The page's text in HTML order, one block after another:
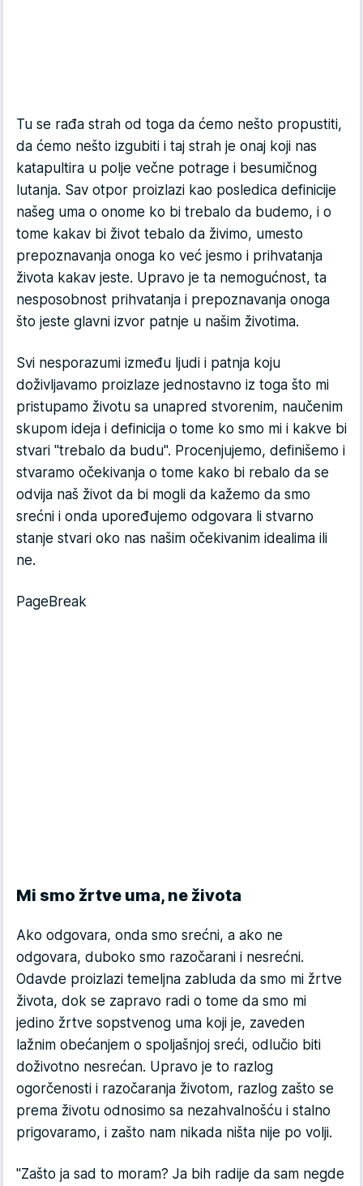
Tu se rađa strah od toga da ćemo nešto propustiti,
da ćemo nešto izgubiti i taj strah je onaj koji nas
katapultira u polje večne potrage i besumičnog
lutanja. Sav otpor proizlazi kao posledica definicije
našeg uma o onome ko bi trebalo da budemo, i o
tome kakav bi život tebalo da živimo, umesto
prepoznavanja onoga ko već jesmo i prihvatanja
života kakav jeste. Upravo je ta nemogućnost, ta
nesposobnost prihvatanja i prepoznavanja onoga
što jeste glavni izvor patnje u našim životima.
Svi nesporazumi između ljudi i patnja koju
doživljavamo proizlaze jednostavno iz toga što mi
pristupamo životu sa unapred stvorenim, naučenim
skupom ideja i definicija o tome ko smo mi i kakve bi
stvari "trebalo da budu". Procenjujemo, definišemo i
stvaramo očekivanja o tome kako bi rebalo da se
odvija naš život da bi mogli da kažemo da smo
srećni i onda upoređujemo odgovara li stvarno
stanje stvari oko nas našim očekivanim idealima ili
ne.
PageBreak
Mi smo žrtve uma, ne života
Ako odgovara, onda smo srećni, a ako ne
odgovara, duboko smo razočarani i nesrećni.
Odavde proizlazi temeljna zabluda da smo mi žrtve
života, dok se zapravo radi o tome da smo mi
jedino žrtve sopstvenog uma koji je, zaveden
lažnim obećanjem o spoljašnjoj sreći, odlučio biti
doživotno nesrećan. Upravo je to razlog
ogorčenosti i razočaranja životom, razlog zašto se
prema životu odnosimo sa nezahvalnošću i stalno
prigovaramo, i zašto nam nikada ništa nije po volji.
"Zašto ja sad to moram? Ja bih radije da sam negde